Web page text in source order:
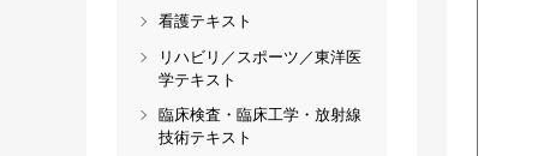
看護テキスト
リハビリ／スポーツ／東洋医
学テキスト
臨床検査・臨床工学・放射線
技術テキスト